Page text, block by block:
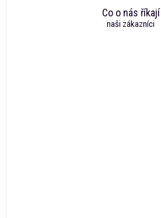
Co o nás říkají
naši zákazníci